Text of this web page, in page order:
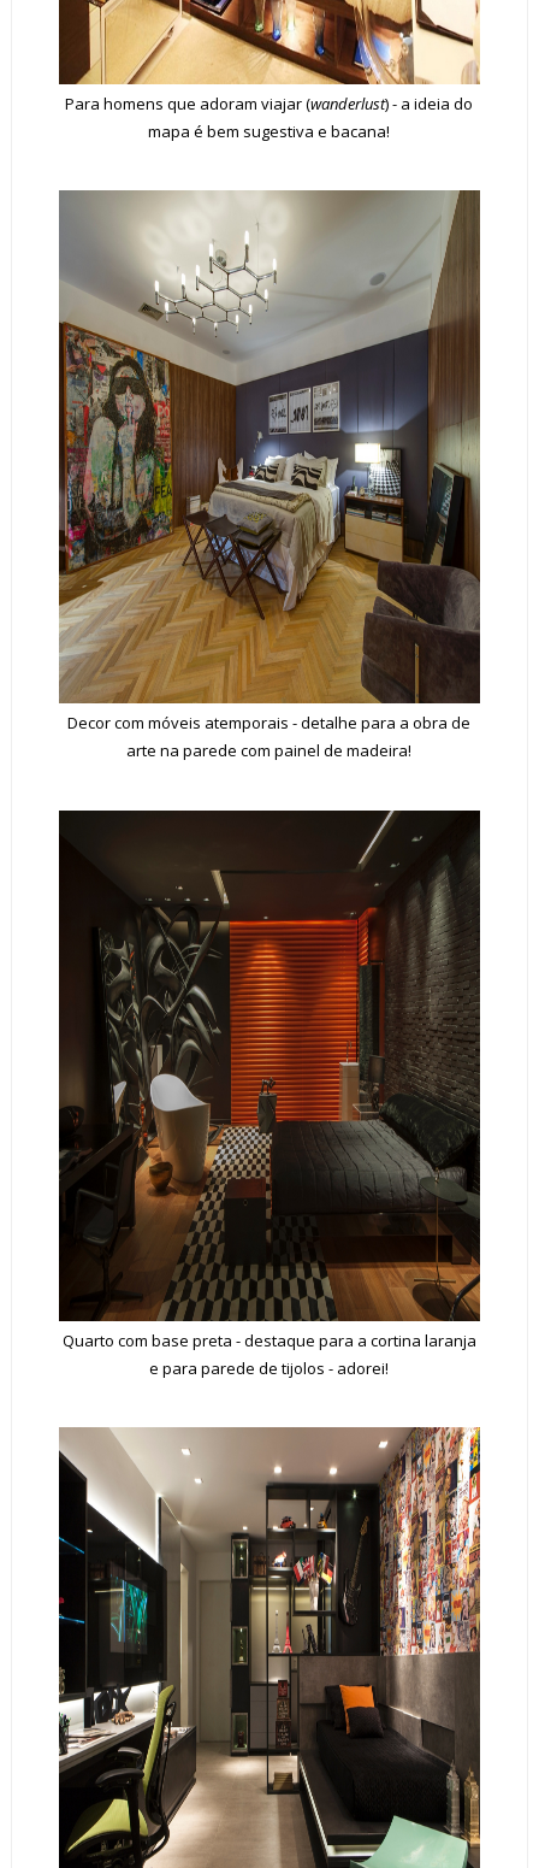
Para homens que adoram viajar (wanderlust) - a ideia do
mapa é bem sugestiva e bacana!
Decor com móveis atemporais - detalhe para a obra de
arte na parede com painel de madeira!
Quarto com base preta - destaque para a cortina laranja
e para parede de tijolos - adorei!